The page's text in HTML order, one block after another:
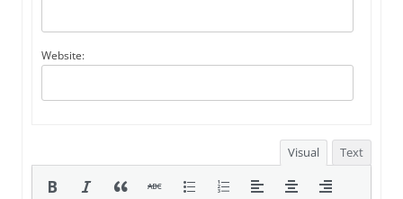
Website:
Visual Text